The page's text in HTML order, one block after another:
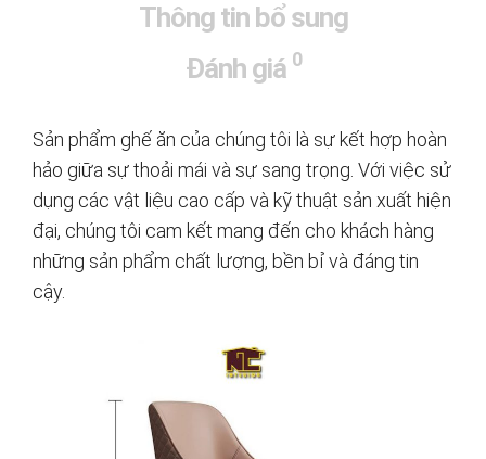
Thông tin bổ sung
Đánh giá 0
Sản phẩm ghế ăn của chúng tôi là sự kết hợp hoàn
hảo giữa sự thoải mái và sự sang trọng. Với việc sử
dụng các vật liệu cao cấp và kỹ thuật sản xuất hiện
đại, chúng tôi cam kết mang đến cho khách hàng
những sản phẩm chất lượng, bền bỉ và đáng tin
cậy.